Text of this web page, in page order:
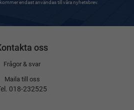
endast användas till våra nyhetsbrev.
oss
Frågor & svar
Maila till oss
018-232525